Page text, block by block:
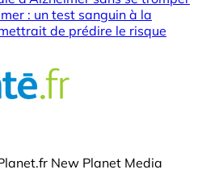
: un test sanguin à la
de prédire le risque
New Planet Media